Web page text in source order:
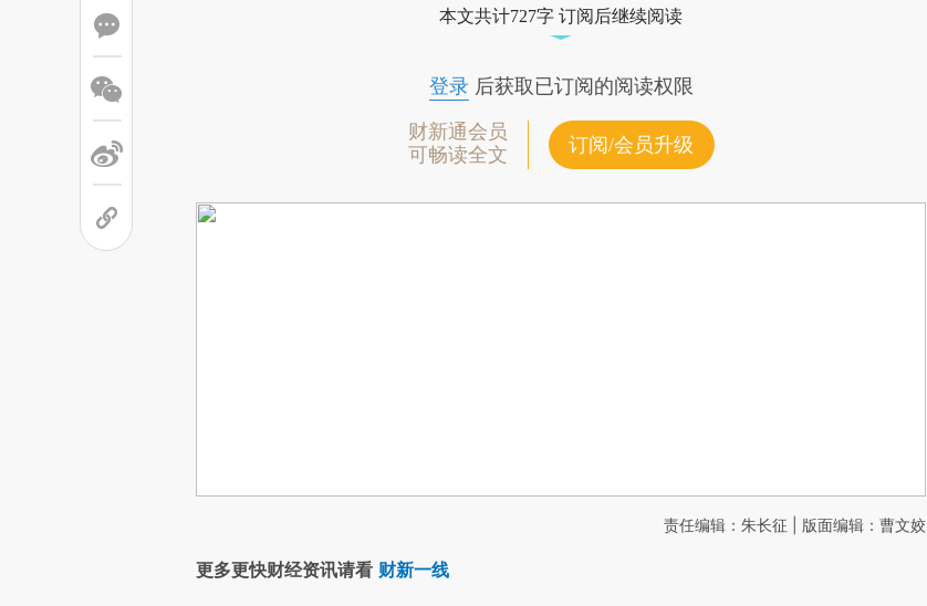
本文共计727字 订阅后继续阅读
登录后获取已订阅的阅读权限
财新通会员
可畅读全文
订阅/会员升级
责任编辑：朱长征 | 版面编辑：曹文姣
更多更快财经资讯请看 财新一线